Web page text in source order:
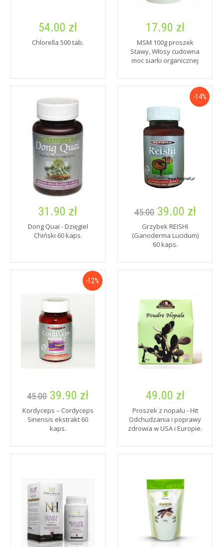
54.00 zł
Chlorella 500 tab.
17.90 zł
MSM 100g proszek
Stawy, Włosy cudowna
moc siarki organicznej
31.90 zł
Dong Quai - Dzięgiel
Chiński 60 kaps.
-14%
45.0039.00 zł
Grzybek REISHI
(Ganoderma Lucidum)
60 kaps.
-12%
45.0039.90 zł
Kordyceps – Cordyceps
Sinensis ekstrakt 60
kaps.
49.00 zł
Proszek z nopalu - Hit
Odchudzania i poprawy
zdrowia w USA i Europie.